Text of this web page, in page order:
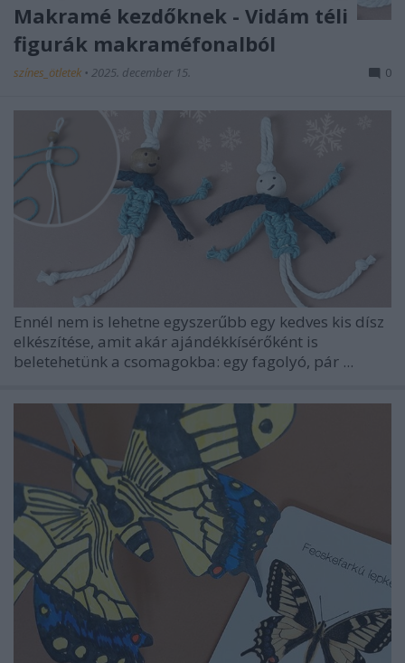
Makramé kezdőknek - Vidám téli
figurák makraméfonalból
színes_ötletek • 2025. december 15. 0
Ennél nem is lehetne egyszerűbb egy kedves kis dísz
elkészítése, amit akár ajándékkísérőként is
beletehetünk a csomagokba: egy fagolyó, pár ...